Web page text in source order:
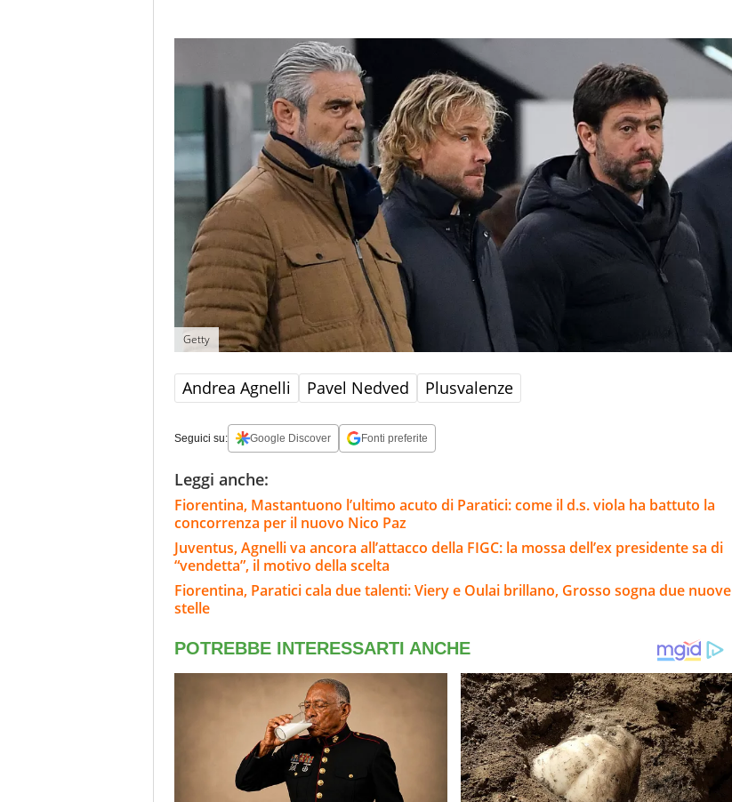
Getty
Andrea Agnelli Pavel Nedved Plusvalenze
Seguici su: Google Discover Fonti preferite
Leggi anche:
Fiorentina, Mastantuono l’ultimo acuto di Paratici: come il d.s. viola ha battuto la
concorrenza per il nuovo Nico Paz
Juventus, Agnelli va ancora all’attacco della FIGC: la mossa dell’ex presidente sa di
“vendetta”, il motivo della scelta
Fiorentina, Paratici cala due talenti: Viery e Oulai brillano, Grosso sogna due nuove
stelle